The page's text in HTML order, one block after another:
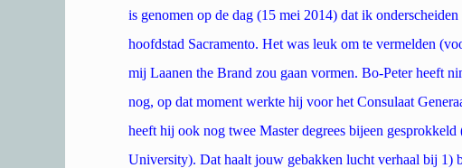
is genomen op de dag (15 mei 2014) dat ik
hoofdstad Sacramento. Het was leuk om te vermelden
mij Laanen the Brand zou gaan vormen. Bo-Peter heeft
nog, op dat moment werkte hij voor het Consulaat
heeft hij ook nog twee Master degrees bijeen
University). Dat haalt jouw gebakken lucht verhaal bij 1)